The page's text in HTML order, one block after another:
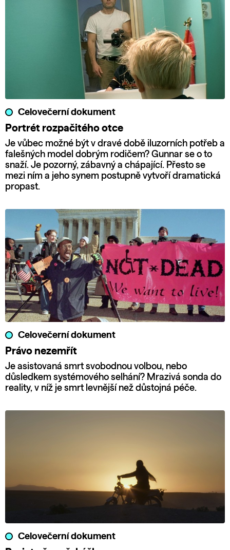
Celovečerní dokument
Portrét rozpačitého otce
Je vůbec možné být v dravé době iluzorních potřeb a
falešných model dobrým rodičem? Gunnar se o to
snaží. Je pozorný, zábavný a chápající. Přesto se
mezi ním a jeho synem postupně vytvoří dramatická
propast.
Celovečerní dokument
Právo nezemřít
Je asistovaná smrt svobodnou volbou, nebo
důsledkem systémového selhání? Mrazivá sonda do
reality, v níž je smrt levnější než důstojná péče.
Celovečerní dokument